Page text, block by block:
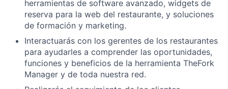
herramientas de software avanzado, widgets de
reserva para la web del restaurante, y soluciones
de formación y marketing.
Interactuarás con los gerentes de los restaurantes
para ayudarles a comprender las oportunidades,
funciones y beneficios de la herramienta TheFork
Manager y de toda nuestra red.